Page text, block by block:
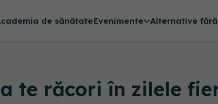
de sănătateEvenimente Alternative
te răcori în zilele